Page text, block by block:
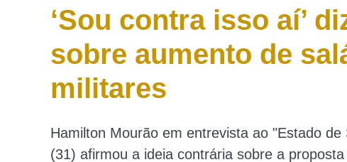
‘Sou contra isso aí’
sobre aumento de
militares
Hamilton Mourão em entrevista ao "Estado
(31) afirmou a ideia contrária sobre a